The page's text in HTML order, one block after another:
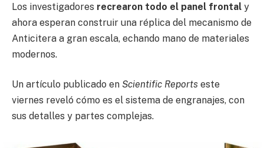
Los investigadores recrearon todo el panel frontal y
ahora esperan construir una réplica del mecanismo de
Anticitera a gran escala, echando mano de materiales
modernos.
Un artículo publicado en Scientific Reports este
viernes reveló cómo es el sistema de engranajes, con
sus detalles y partes complejas.